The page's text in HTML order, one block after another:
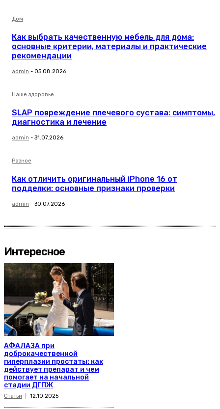
Дом
Как выбрать качественную мебель для дома:
основные критерии, материалы и практические
рекомендации
admin - 05.08.2026
Наше здоровье
SLAP повреждение плечевого сустава: симптомы,
диагностика и лечение
admin - 31.07.2026
Разное
Как отличить оригинальный iPhone 16 от
подделки: основные признаки проверки
admin - 30.07.2026
Интересное
АФАЛАЗА при
доброкачественной
гиперплазии простаты: как
действует препарат и чем
помогает на начальной
стадии ДГПЖ
Статьи 12.10.2025